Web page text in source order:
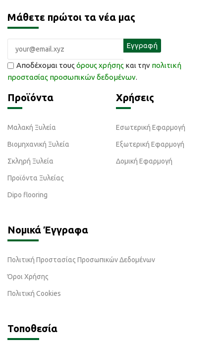
Μάθετε πρώτοι τα νέα μας
Αποδέχομαι τους όρους χρήσης και την πολιτική
προστασίας προσωπικών δεδομένων.
Προϊόντα
Μαλακή Ξυλεία
Βιομηχανική Ξυλεία
Σκληρή Ξυλεία
Προϊόντα Ξυλείας
Dipo flooring
Χρήσεις
Εσωτερική Εφαρμογή
Εξωτερική Εφαρμογή
Δομική Εφαρμογή
Νομικά Έγγραφα
Πολιτική Προστασίας Προσωπικών Δεδομένων
Όροι Χρήσης
Πολιτική Cookies
Τοποθεσία